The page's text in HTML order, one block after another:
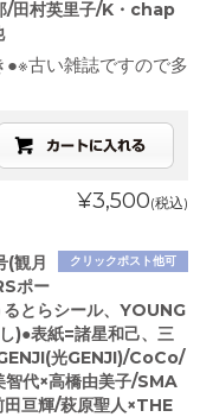
/田村英里子/K・chap
古い雑誌ですので多
¥3,500(税込)
クリックポスト他可
観月
ポー
るとらシール、YOUNG
)●表紙=諸星和己、三
光GENJI)/CoCo/
代×高橋由美子/SMA
亘輝/萩原聖人×THE